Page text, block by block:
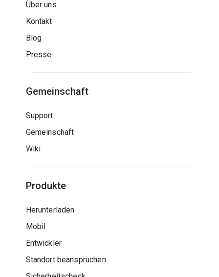
Über uns
Kontakt
Blog
Presse
Gemeinschaft
Support
Gemeinschaft
Wiki
Produkte
Herunterladen
Mobil
Entwickler
Standort beanspruchen